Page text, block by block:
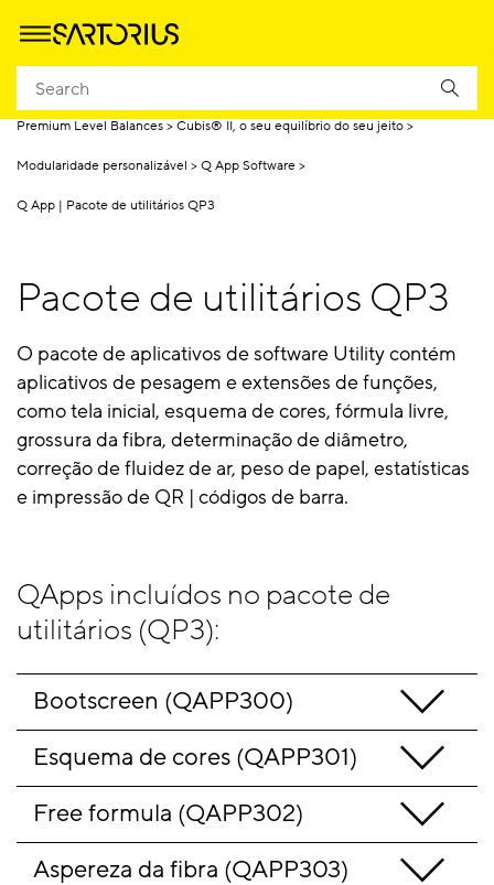
Homepage
Premium Level Balances Cubis® II, o seu equilíbrio do seu jeito
Modularidade personalizável Q App Software
Q App | Pacote de utilitários QP3
Pacote de utilitários QP3
O pacote de aplicativos de software Utility contém
aplicativos de pesagem e extensões de funções,
como tela inicial, esquema de cores, fórmula livre,
grossura da fibra, determinação de diâmetro,
correção de fluidez de ar, peso de papel, estatísticas
e impressão de QR | códigos de barra.
QApps incluídos no pacote de
utilitários (QP3):
Bootscreen (QAPP300)
Esquema de cores (QAPP301)
Free formula (QAPP302)
Aspereza da fibra (QAPP303)